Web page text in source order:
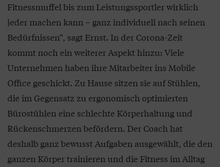
Fitnessmuffel bis zum Leistungssportler wirklich
jeder machen kann – ganz individuell nach seinen
Bedürfnissen“, sagt Ernst. In der Corona-Zeit
kommt noch ein weiterer Aspekt hinzu: Viele
Unternehmen haben ihre Mitarbeiter ins Mobile
Office geschickt. Zu Hause sitzen sie auf Stühlen,
die im Gegensatz zu ergonomisch optimierten
Bürostühlen eine schlechte Körperhaltung und
Rückenschmerzen befördern. Der Coach hat
deshalb ganz bewusst Aufgaben ausgewählt, die den
ganzen Körper trainieren und die Fitness im Alltag